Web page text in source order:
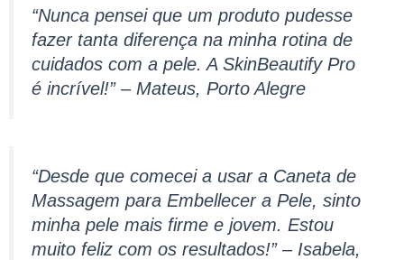
“Nunca pensei que um produto pudesse
fazer tanta diferença na minha rotina de
cuidados com a pele. A SkinBeautify Pro
é incrível!” – Mateus, Porto Alegre
“Desde que comecei a usar a Caneta de
Massagem para Embellecer a Pele, sinto
minha pele mais firme e jovem. Estou
muito feliz com os resultados!” – Isabela,